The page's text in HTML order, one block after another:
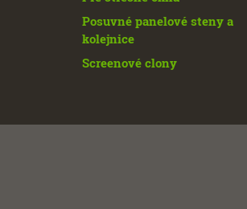
Posuvné panelové steny a
kolejnice
Screenové clony